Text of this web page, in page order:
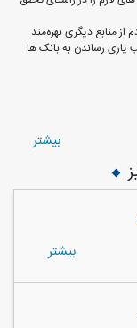
از منابع دیگری بهره‌مند
یاری رساندن به بانک ها
بيشتر
بيشتر